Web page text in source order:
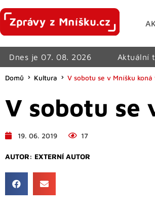
Dnes je 07. 08. 2026 Aktuální
Domů Kultura V sobotu se v Mníšku
V sobotu se
19. 06. 2019 17
AUTOR: EXTERNÍ AUTOR